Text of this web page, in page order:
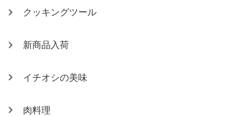
クッキングツール
新商品入荷
イチオシの美味
肉料理